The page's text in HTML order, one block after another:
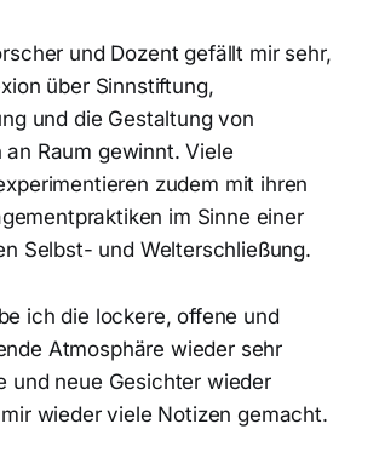
und Dozent gefällt mir sehr,
über Sinnstiftung,
und die Gestaltung von
an Raum gewinnt. Viele
zudem mit ihren
im Sinne einer
Selbst- und Welterschließung.
ich die lockere, offene und
Atmosphäre wieder sehr
und neue Gesichter wieder
wieder viele Notizen gemacht.